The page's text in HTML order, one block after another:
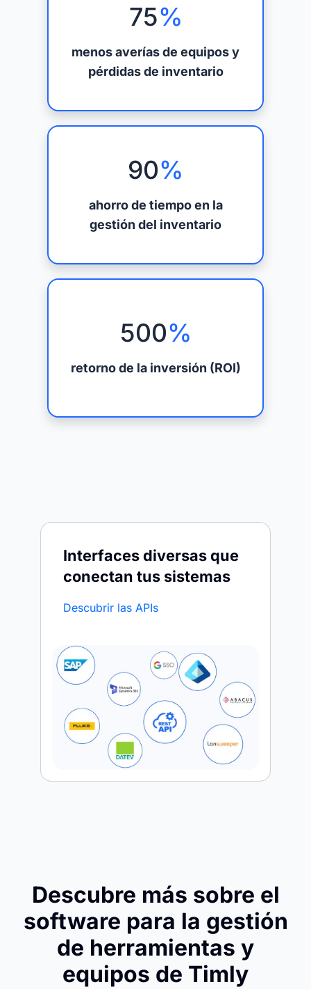
75%
menos averías de equipos y
pérdidas de inventario
90%
ahorro de tiempo en la
gestión del inventario
500%
retorno de la inversión (ROI)
Interfaces diversas que
conectan tus sistemas
Descubrir las APIs
Descubre más sobre el
software para la gestión
de herramientas y
equipos de Timly